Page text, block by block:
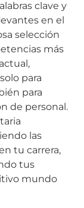
clave y
en el
selección
más
para
para
de personal.
las
tu carrera,
tus
mundo